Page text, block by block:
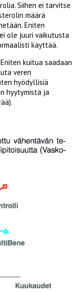
Siihen ei tarvitse
määrä
Eniten
ole juuri vaikutusta
käyttää.
kuitua saadaan
veren
hyödyllisiä
hyytymistä ja